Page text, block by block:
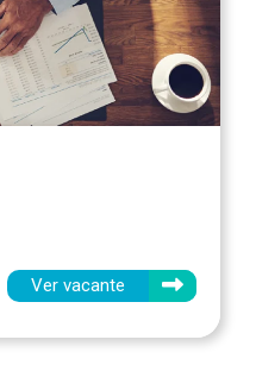
Ver vacante